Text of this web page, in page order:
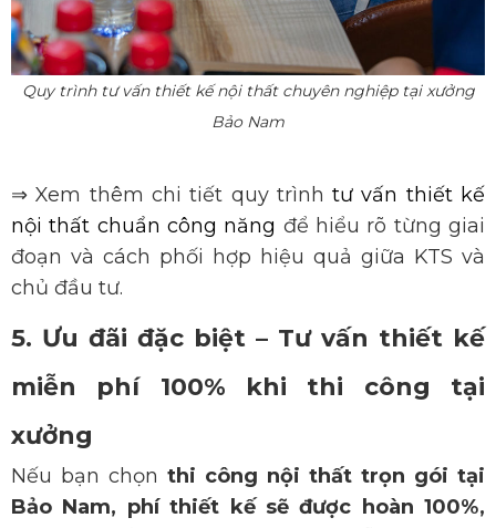
Quy trình tư vấn thiết kế nội thất chuyên nghiệp tại xưởng
Bảo Nam
⇒Xem thêm chi tiết quy trìnhtư vấn thiết kế
nội thất chuẩn công năng để hiểu rõ từng giai
đoạn và cách phối hợp hiệu quả giữa KTS và
chủ đầu tư.
5. Ưu đãi đặc biệt – Tư vấn thiết kế
miễn phí 100% khi thi công tại
xưởng
Nếu bạn chọn thi công nội thất trọn gói tại
Bảo Nam, phí thiết kế sẽ được hoàn 100%,